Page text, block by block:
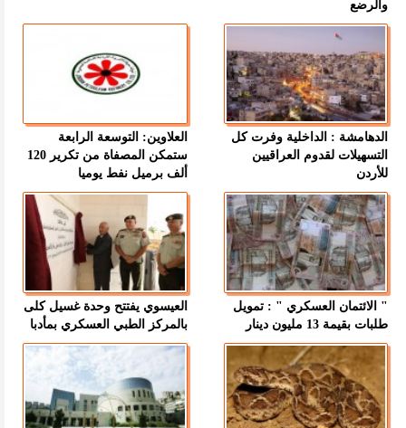
والرضع
الدهامشة : الداخلية وفرت كل
التسهيلات لقدوم العراقيين
للأردن
العلاوين: التوسعة الرابعة
ستمكن المصفاة من تكرير 120
ألف برميل نفط يوميا
" الائتمان العسكري " : تمويل
طلبات بقيمة 13 مليون دينار
العيسوي يفتتح وحدة غسيل كلى
بالمركز الطبي العسكري بمأدبا